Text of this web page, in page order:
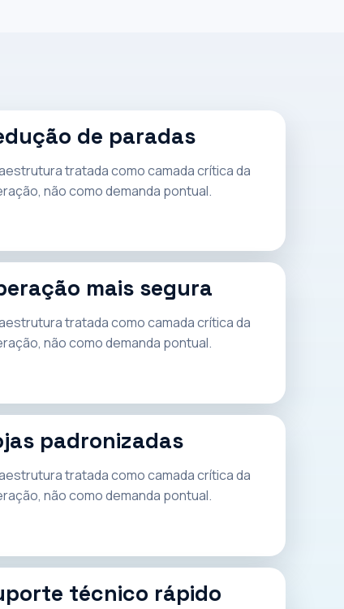
de paradas
tratada como camada crítica da
não como demanda pontual.
mais segura
tratada como camada crítica da
não como demanda pontual.
padronizadas
tratada como camada crítica da
não como demanda pontual.
técnico rápido